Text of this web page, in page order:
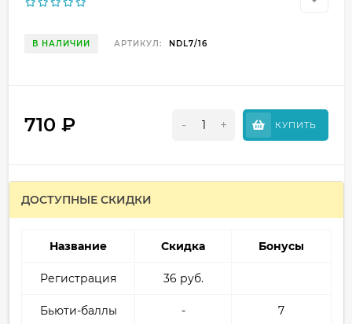
В НАЛИЧИИ АРТИКУЛ: NDL7/16
710 ₽ - + КУПИТЬ
ДОСТУПНЫЕ СКИДКИ
Название Скидка Бонусы
Регистрация 36 руб.
Бьюти-баллы - 7